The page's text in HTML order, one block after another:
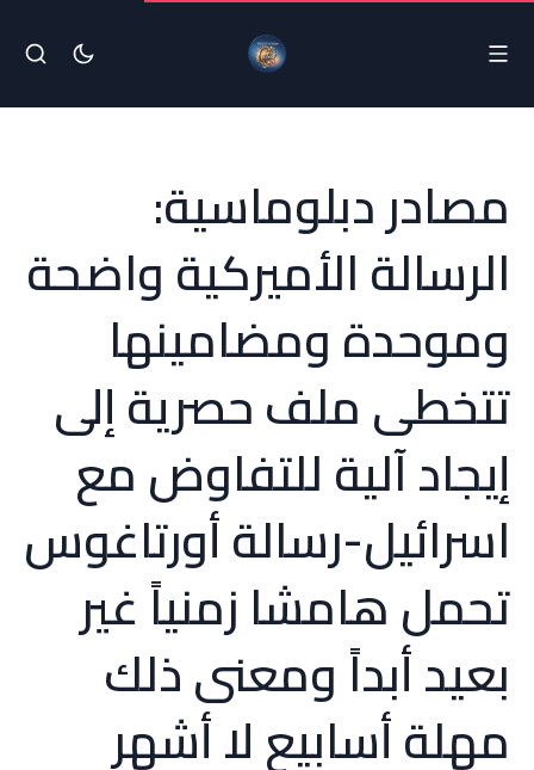
مصادر دبلوماسية:
الرسالة الأميركية واضحة
وموحدة ومضامينها
تتخطى ملف حصرية إلى
إيجاد آلية للتفاوض مع
اسرائيل-رسالة أورتاغوس
تحمل هامشا زمنياً غير
بعيد أبداً ومعنى ذلك
مهلة أسابيع لا أشهر